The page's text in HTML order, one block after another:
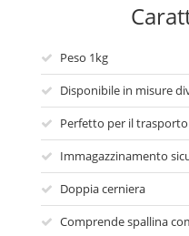
Peso 1kg
Disponibile in misure
Perfetto per il
Immagazzinamento
Doppia cerniera
Comprende spallina